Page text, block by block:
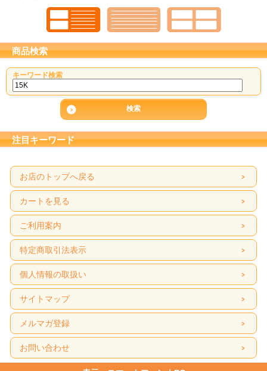
商品検索
キーワード検索
注目キーワード
お店のトップへ戻る
カートを見る
ご利用案内
特定商取引法表示
個人情報の取扱い
サイトマップ
メルマガ登録
お問い合わせ